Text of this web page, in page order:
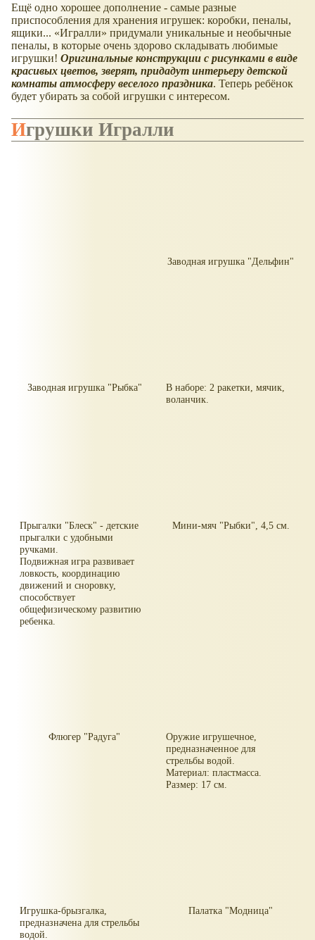
Ещё одно хорошее дополнение - самые разные
приспособления для хранения игрушек: коробки, пеналы,
ящики...
Игралли
придумали уникальные и необычные
пеналы, в которые очень здорово складывать любимые
игрушки! Оригинальные конструкции с рисунками в виде
красивых цветов, зверят, придадут интерьеру детской
комнаты атмосферу веселого праздника. Теперь ребёнок
будет убирать за собой игрушки с интересом.
Игрушки Игралли
Заводная игрушка "Дельфин"
Заводная игрушка "Рыбка"
В наборе: 2 ракетки, мячик,
воланчик.
Прыгалки "Блеск" - детские
прыгалки с удобными
ручками.
Подвижная игра развивает
ловкость, координацию
движений и сноровку,
способствует
общефизическому развитию
ребенка.
Мини-мяч "Рыбки", 4,5 см.
Флюгер "Радуга"
Оружие игрушечное,
предназначенное для
стрельбы водой.
Материал: пластмасса.
Размер: 17 см.
Игрушка-брызгалка,
предназначена для стрельбы
водой.
Палатка "Модница"